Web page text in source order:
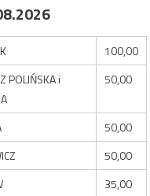
100,00
POLIŃSKA i
50,00
50,00
50,00
35,00